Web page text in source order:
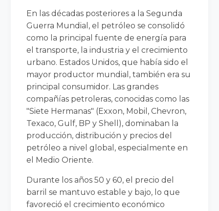
En las décadas posteriores a la Segunda
Guerra Mundial, el petróleo se consolidó
como la principal fuente de energía para
el transporte, la industria y el crecimiento
urbano. Estados Unidos, que había sido el
mayor productor mundial, también era su
principal consumidor. Las grandes
compañías petroleras, conocidas como las
"Siete Hermanas" (Exxon, Mobil, Chevron,
Texaco, Gulf, BP y Shell), dominaban la
producción, distribución y precios del
petróleo a nivel global, especialmente en
el Medio Oriente.
Durante los años 50 y 60, el precio del
barril se mantuvo estable y bajo, lo que
favoreció el crecimiento económico